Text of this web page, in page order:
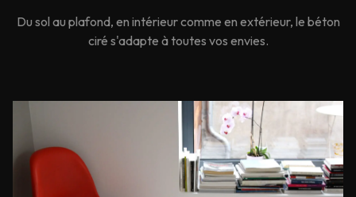
Du sol au plafond, en intérieur comme en extérieur, le béton
ciré s'adapte à toutes vos envies.